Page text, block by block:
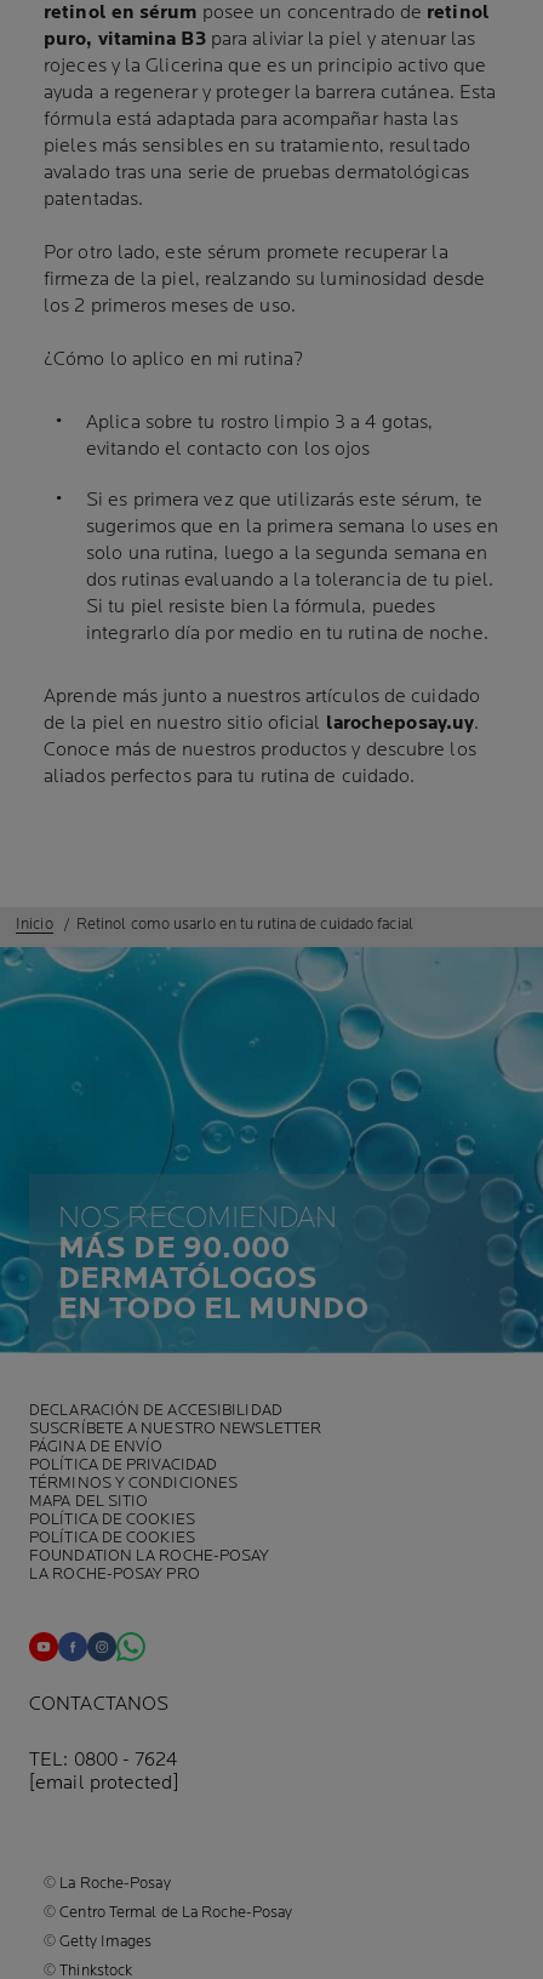
retinol en sérum posee un concentrado de retinol
puro, vitamina B3 para aliviar la piel y atenuar las
rojeces y la Glicerina que es un principio activo que
ayuda a regenerar y proteger la barrera cutánea. Esta
fórmula está adaptada para acompañar hasta las
pieles más sensibles en su tratamiento, resultado
avalado tras una serie de pruebas dermatológicas
patentadas.
Por otro lado, este sérum promete recuperar la
firmeza de la piel, realzando su luminosidad desde
los 2 primeros meses de uso.
¿Cómo lo aplico en mi rutina?
Aplica sobre tu rostro limpio 3 a 4 gotas,
evitando el contacto con los ojos
Si es primera vez que utilizarás este sérum, te
sugerimos que en la primera semana lo uses en
solo una rutina, luego a la segunda semana en
dos rutinas evaluando a la tolerancia de tu piel.
Si tu piel resiste bien la fórmula, puedes
integrarlo día por medio en tu rutina de noche.
Aprende más junto a nuestros artículos de cuidado
de la piel en nuestro sitio oficial larocheposay.uy.
Conoce más de nuestros productos y descubre los
aliados perfectos para tu rutina de cuidado.
Inicio Retinol como usarlo en tu rutina de cuidado facial
NOS RECOMIENDAN
MÁS DE 90.000
DERMATÓLOGOS
EN TODO EL MUNDO
DECLARACIÓN DE ACCESIBILIDAD
SUSCRÍBETE A NUESTRO NEWSLETTER
PÁGINA DE ENVÍO
POLÍTICA DE PRIVACIDAD
TÉRMINOS Y CONDICIONES
MAPA DEL SITIO
POLÍTICA DE COOKIES
POLÍTICA DE COOKIES
FOUNDATION LA ROCHE-POSAY
LA ROCHE-POSAY PRO
CONTACTANOS
TEL: 0800 - 7624
[email protected]
© La Roche-Posay
© Centro Termal de La Roche-Posay
© Getty Images
© Thinkstock